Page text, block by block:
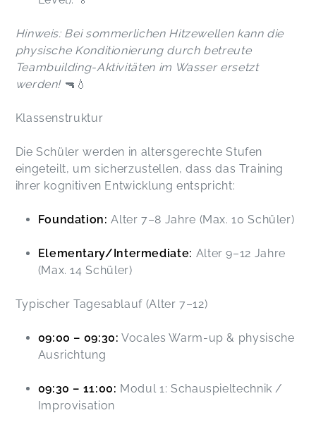
Hinweis: Bei sommerlichen Hitzewellen kann die
physische Konditionierung durch betreute
Teambuilding-Aktivitäten im Wasser ersetzt
werden!🔫💧
Klassenstruktur
Die Schüler werden in altersgerechte Stufen
eingeteilt, um sicherzustellen, dass das Training
ihrer kognitiven Entwicklung entspricht:
Foundation: Alter 7–8 Jahre (Max. 10 Schüler)
Elementary/Intermediate: Alter 9–12 Jahre
(Max. 14 Schüler)
Typischer Tagesablauf (Alter 7–12)
09:00 – 09:30: Vocales Warm-up & physische
Ausrichtung
09:30 – 11:00: Modul 1: Schauspieltechnik /
Improvisation